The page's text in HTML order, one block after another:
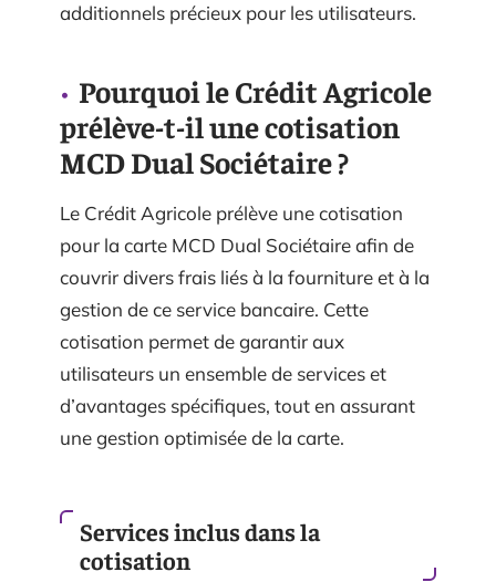
additionnels précieux pour les utilisateurs.
Pourquoi le Crédit Agricole
prélève-t-il une cotisation
MCD Dual Sociétaire ?
Le Crédit Agricole prélève une cotisation
pour la carte MCD Dual Sociétaire afin de
couvrir divers frais liés à la fourniture et à la
gestion de ce service bancaire. Cette
cotisation permet de garantir aux
utilisateurs un ensemble de services et
d’avantages spécifiques, tout en assurant
une gestion optimisée de la carte.
Services inclus dans la
cotisation